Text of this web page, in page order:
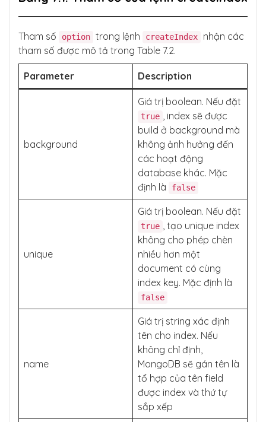
Tham số option trong lệnh createIndex
nhận các
tham số được mô tả trong Table 7.2.
Parameter Description
background
Giá trị boolean. Nếu đặt
true , index sẽ được
build ở background mà
không ảnh hưởng đến
các hoạt động
database khác. Mặc
định là
false
unique
Giá trị boolean. Nếu đặt
true , tạo unique index
không cho phép chèn
nhiều hơn một
document có cùng
index key. Mặc định là
false
name
Giá trị string xác định
tên cho index. Nếu
không chỉ định,
MongoDB sẽ gán tên là
tổ hợp của tên field
được index và thứ tự
sắp xếp